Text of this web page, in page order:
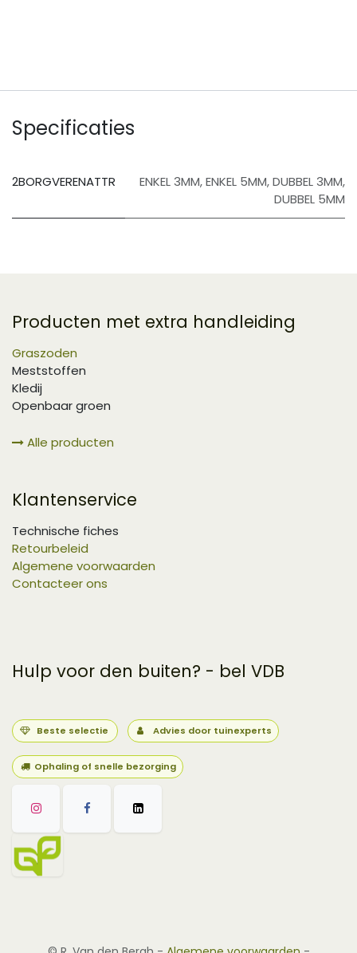
Specificaties
2BORGVERENATTR ENKEL 3MM,ENKEL 5MM,DUBBEL 3MM,
DUBBEL 5MM
Producten met extra handleiding
Graszoden
Meststoffen
Kledij
Openbaar groen
Alle producten
Klantenservice
Technische fiches
Retourbeleid
Algemene voorwaarden
Contacteer ons
Hulp voor den buiten? - bel VDB
Beste selectie Advies door tuinexperts
Ophaling of snelle bezorging